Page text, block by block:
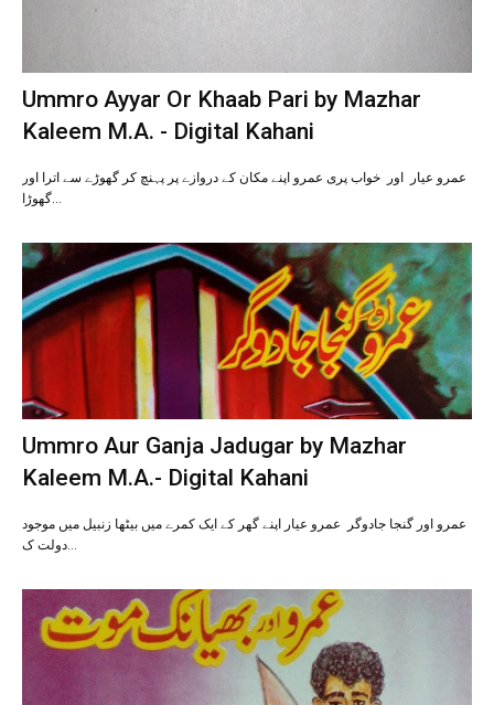
Ummro Ayyar Or Khaab Pari by Mazhar
Kaleem M.A. - Digital Kahani
عمرو عیار اور خواب پری عمرو اپنے مکان کے دروازے پر پہنچ کر گھوڑے سے اترا اور
گھوڑا…
Ummro Aur Ganja Jadugar by Mazhar
Kaleem M.A.- Digital Kahani
عمرو اور گنجا جادوگر عمرو عیار اپنے گھر کے ایک کمرے میں بیٹھا زنبیل میں موجود
دولت ک…